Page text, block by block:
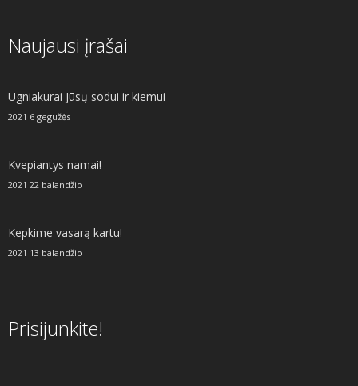
Naujausi įrašai
Ugniakurai Jūsų sodui ir kiemui
2021 6 gegužės
Kvepiantys namai!
2021 22 balandžio
Kepkime vasarą kartu!
2021 13 balandžio
Prisijunkite!